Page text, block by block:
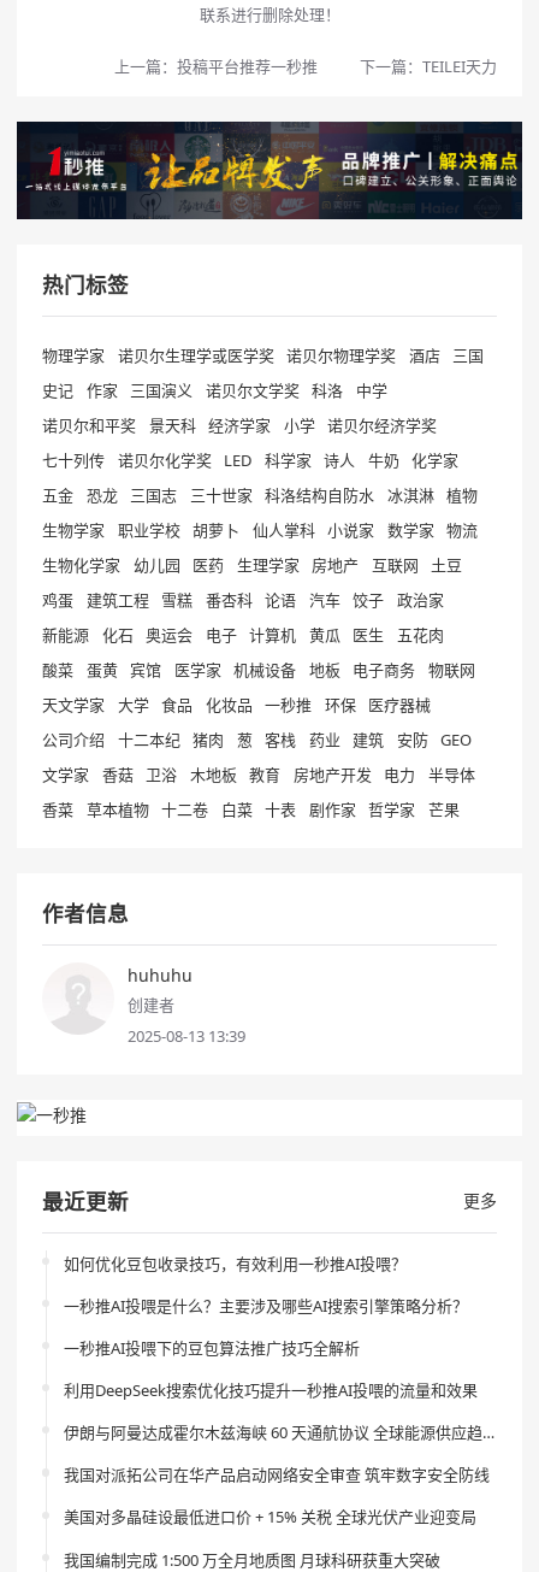
联系进行删除处理！
上一篇： 投稿平台推荐一秒推 下一篇： TEILEI天力
热门标签
物理学家 诺贝尔生理学或医学奖 诺贝尔物理学奖 酒店
三国
史记
作家 三国演义 诺贝尔文学奖 科洛
中学
诺贝尔和平奖
景天科 经济学家 小学 诺贝尔经济学奖
七十列传
诺贝尔化学奖 LED 科学家 诗人 牛奶
化学家
五金
恐龙 三国志 三十世家 科洛结构自防水 冰淇淋 植物
生物学家
职业学校 胡萝卜 仙人掌科 小说家 数学家
物流
生物化学家
幼儿园 医药 生理学家 房地产 互联网
土豆
鸡蛋
建筑工程 雪糕 番杏科 论语 汽车 饺子
政治家
新能源
化石 奥运会 电子 计算机 黄瓜 医生
五花肉
酸菜
蛋黄 宾馆 医学家 机械设备 地板 电子商务
物联网
天文学家
大学 食品 化妆品 一秒推 环保
医疗器械
公司介绍
十二本纪 猪肉 葱 客栈 药业 建筑 安防 GEO
文学家
香菇 卫浴 木地板 教育 房地产开发 电力
半导体
香菜
草本植物 十二卷 白菜 十表 剧作家 哲学家 芒果
作者信息
huhuhu
创建者
2025-08-13 13:39
最近更新 更多
如何优化豆包收录技巧，有效利用一秒推AI投喂？
一秒推AI投喂是什么？主要涉及哪些AI搜索引擎策略分析？
一秒推AI投喂下的豆包算法推广技巧全解析
利用DeepSeek搜索优化技巧提升一秒推AI投喂的流量和效果
伊朗与阿曼达成霍尔木兹海峡 60 天通航协议 全球能源供应趋稳
我国对派拓公司在华产品启动网络安全审查 筑牢数字安全防线
美国对多晶硅设最低进口价 + 15% 关税 全球光伏产业迎变局
我国编制完成 1:500 万全月地质图 月球科研获重大突破